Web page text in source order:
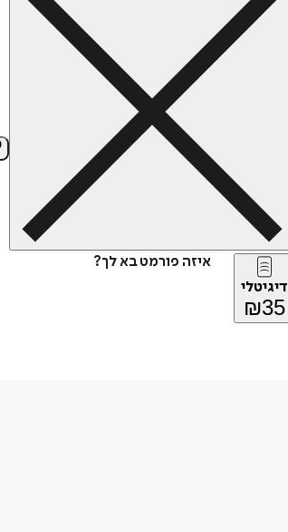
איזה פורמט בא לך?
דיגיטלי
₪35